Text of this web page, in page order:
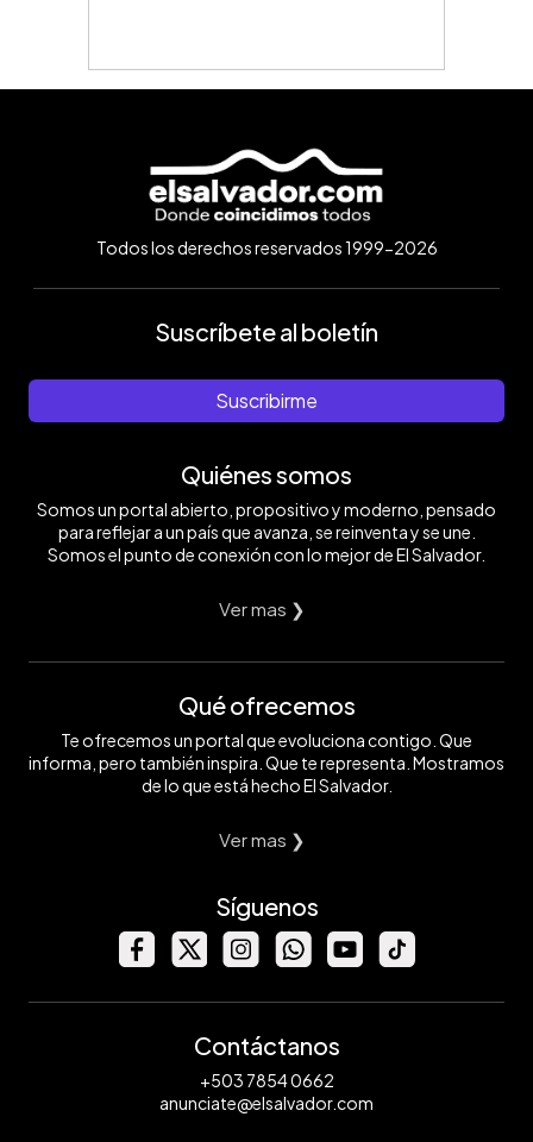
Todos los derechos reservados 1999-2026
Suscríbete al boletín
Suscribirme
Quiénes somos
Somos un portal abierto, propositivo y moderno, pensado
para reflejar a un país que avanza, se reinventa y se une.
Somos el punto de conexión con lo mejor de El Salvador.
Ver mas ❯
Qué ofrecemos
Te ofrecemos un portal que evoluciona contigo. Que
informa, pero también inspira. Que te representa. Mostramos
de lo que está hecho El Salvador.
Ver mas ❯
Síguenos
Contáctanos
+503 7854 0662
anunciate@elsalvador.com